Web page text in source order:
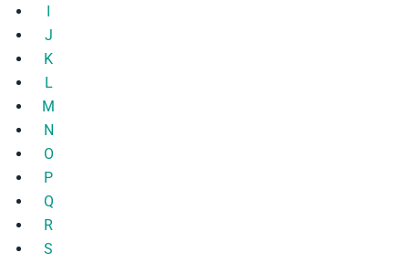
I
J
K
L
M
N
O
P
Q
R
S